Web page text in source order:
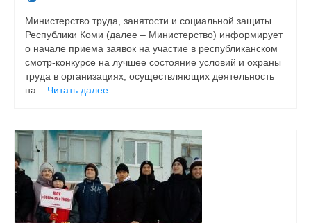
Министерство труда, занятости и социальной защиты
Республики Коми (далее – Министерство) информирует
о начале приема заявок на участие в республиканском
смотр-конкурсе на лучшее состояние условий и охраны
труда в организациях, осуществляющих деятельность
на... Читать далее